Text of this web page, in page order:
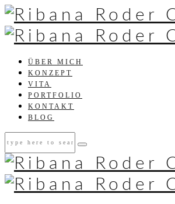
ÜBER MICH
KONZEPT
VITA
PORTFOLIO
KONTAKT
BLOG